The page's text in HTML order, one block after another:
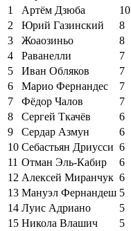
1
Артём Дзюба
10
2
Юрий Газинский
8
3
Жоаозиньо
8
4
Раванелли
7
5
Иван Обляков
7
6
Марио Фернандес
7
7
Фёдор Чалов
7
8
Сергей Ткачёв
6
9
Сердар Азмун
6
10 Себастьян Дриусси 6
11 Отман Эль-Кабир
6
12 Алексей Миранчук 6
13 Мануэл Фернандеш 5
14 Луис Адриано
5
15 Никола Влашич 5